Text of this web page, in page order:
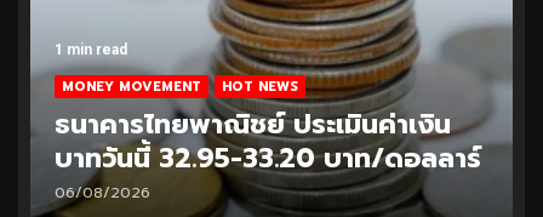
1 min read
MONEY MOVEMENT HOT NEWS
ธนาคารไทยพาณิชย์ ประเมินค่าเงิน
บาทวันนี้ 32.95-33.20 บาท/ดอลลาร์
06/08/2026